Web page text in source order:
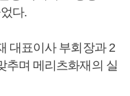
다.
대표이사 부회장과 2
추며 메리츠화재의 실